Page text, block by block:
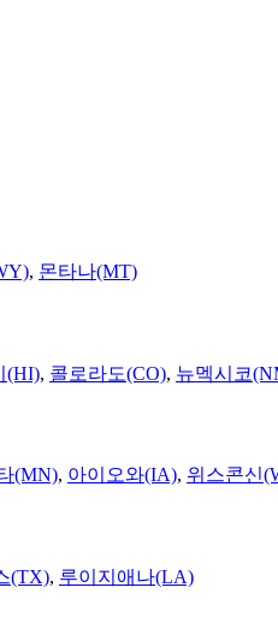
, 몬타나(MT)
(HI), 콜로라도(CO), 뉴멕시코
(MN), 아이오와(IA), 위스콘신
(TX), 루이지애나(LA)